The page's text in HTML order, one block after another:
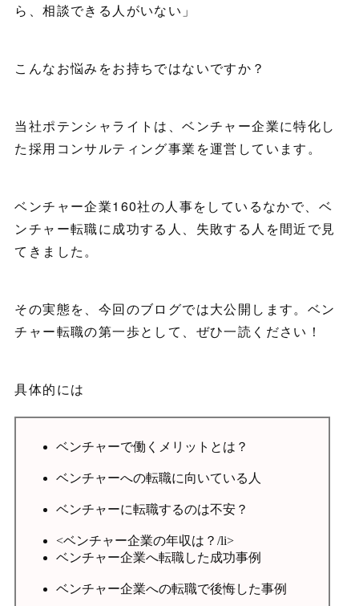
ら、相談できる人がいない」
こんなお悩みをお持ちではないですか？
当社ポテンシャライトは、ベンチャー企業に特化し
た採用コンサルティング事業を運営しています。
ベンチャー企業160社の人事をしているなかで、ベ
ンチャー転職に成功する人、失敗する人を間近で見
てきました。
その実態を、今回のブログでは大公開します。ベン
チャー転職の第一歩として、ぜひ一読ください！
具体的には